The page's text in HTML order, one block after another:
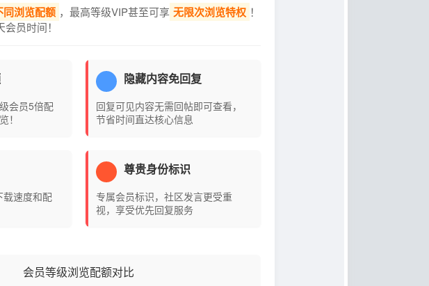
同浏览配额 ，最高等级VIP甚至可享 无限次浏览特权 ！
员时间！
会员5倍配
！
隐藏内容免回复
回复可见内容无需回帖即可查看，
节省时间直达核心信息
载速度和配
尊贵身份标识
专属会员标识，社区发言更受重
视，享受优先回复服务
会员等级浏览配额对比